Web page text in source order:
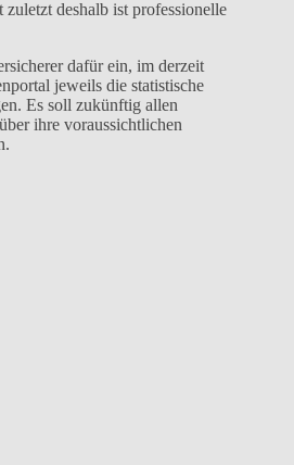
deshalb ist professionelle
dafür ein, im derzeit
jeweils die statistische
Es soll zukünftig allen
ihre voraussichtlichen